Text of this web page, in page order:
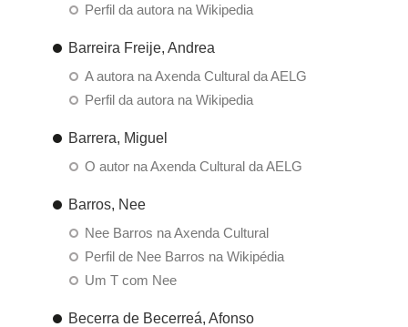
Perfil da autora na Wikipedia
Barreira Freije, Andrea
A autora na Axenda Cultural da AELG
Perfil da autora na Wikipedia
Barrera, Miguel
O autor na Axenda Cultural da AELG
Barros, Nee
Nee Barros na Axenda Cultural
Perfil de Nee Barros na Wikipédia
Um T com Nee
Becerra de Becerreá, Afonso